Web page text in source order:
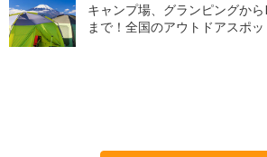
キャンプ場、グランピングか
まで！全国のアウトドアスポ